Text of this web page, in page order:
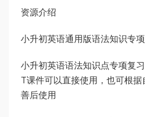
资源介绍
小升初英语通用版语法知识专
小升初英语语法知识点专项复
T课件可以直接使用，也可根
善后使用